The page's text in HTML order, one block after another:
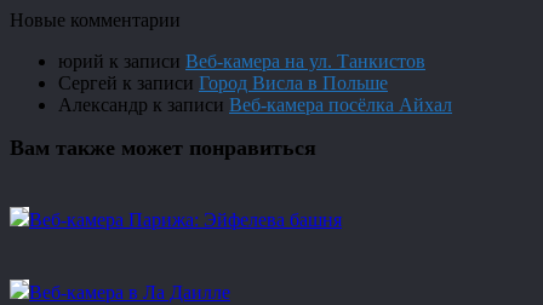
Новые комментарии
юрий к записи Веб-камера на ул. Танкистов
Сергей к записи Город Висла в Польше
Александр к записи Веб-камера посёлка Айхал
Вам также может понравиться
Веб-камера Парижа: Эйфелева башня
Веб-камера в Ла Даилле